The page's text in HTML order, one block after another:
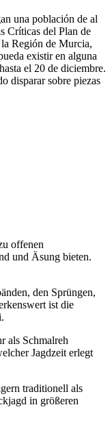
una población de al
Críticas del Plan de
Región de Murcia,
existir en alguna
el 20 de diciembre.
disparar sobre piezas
offenen
und Äsung bieten.
den Sprüngen,
ist die
als Schmalreh
Jagdzeit erlegt
traditionell als
in größeren